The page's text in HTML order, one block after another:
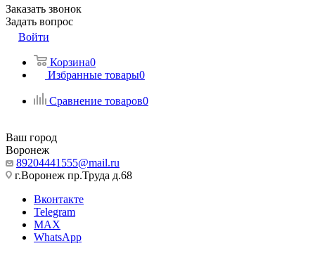
Заказать звонок
Задать вопрос
Войти
Корзина0
Избранные товары0
Сравнение товаров0
Ваш город
Воронеж
89204441555@mail.ru
г.Воронеж пр.Труда д.68
Вконтакте
Telegram
MAX
WhatsApp